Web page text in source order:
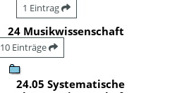
1 Eintrag
24 Musikwissenschaft
10 Einträge
24.05 Systematische